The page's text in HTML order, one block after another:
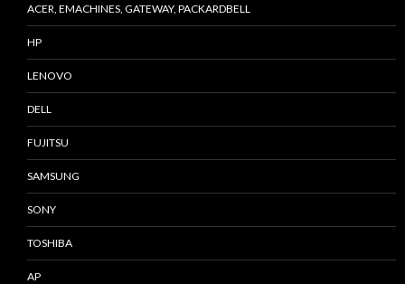
ACER, EMACHINES, GATEWAY, PACKARDBELL
HP
LENOVO
DELL
FUJITSU
SAMSUNG
SONY
TOSHIBA
AP